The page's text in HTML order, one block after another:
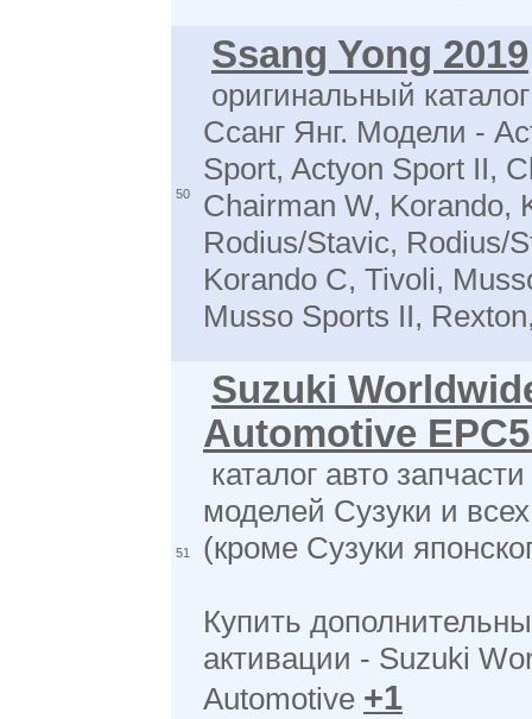
50
Ssang Yong 2019
оригинальный
Ссанг Янг. Модели -
Sport, Actyon Sport II,
Chairman W, Korando,
Rodius/Stavic, Rodius/
Korando C, Tivoli,
Musso Sports II,
51
Suzuki
Automotive
каталог авто
моделей Сузуки и
(кроме Сузуки
Купить
активации - Suzuki
Automotive +1